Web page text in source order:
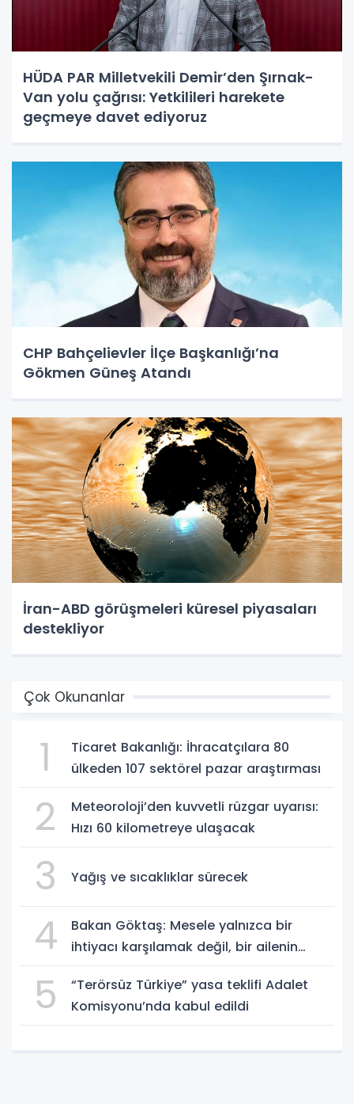
HÜDA PAR Milletvekili Demir’den Şırnak-
Van yolu çağrısı: Yetkilileri harekete
geçmeye davet ediyoruz
CHP Bahçelievler İlçe Başkanlığı’na
Gökmen Güneş Atandı
İran-ABD görüşmeleri küresel piyasaları
destekliyor
Çok Okunanlar
1
Ticaret Bakanlığı: İhracatçılara 80
ülkeden 107 sektörel pazar araştırması
2
Meteoroloji’den kuvvetli rüzgar uyarısı:
Hızı 60 kilometreye ulaşacak
3 Yağış ve sıcaklıklar sürecek
4
Bakan Göktaş: Mesele yalnızca bir
ihtiyacı karşılamak değil, bir ailenin
5
“Terörsüz Türkiye” yasa teklifi Adalet
Komisyonu’nda kabul edildi